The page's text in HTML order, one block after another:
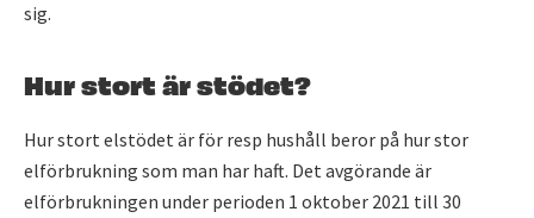
sig.
Hur stort är stödet?
Hur stort elstödet är för resp hushåll beror på hur stor
elförbrukning som man har haft. Det avgörande är
elförbrukningen under perioden 1 oktober 2021 till 30